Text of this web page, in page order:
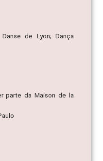
de Lyon; Dança
parte da Maison de la